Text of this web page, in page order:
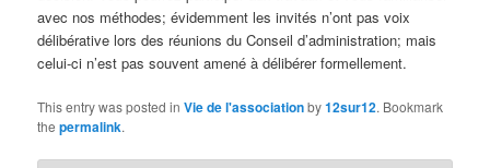
avec nos méthodes; évidemment les invités n’ont pas voix
délibérative lors des réunions du Conseil d’administration; mais
celui-ci n’est pas souvent amené à délibérer formellement.
This entry was posted inVie de l'associationby12sur12. Bookmark
thepermalink.